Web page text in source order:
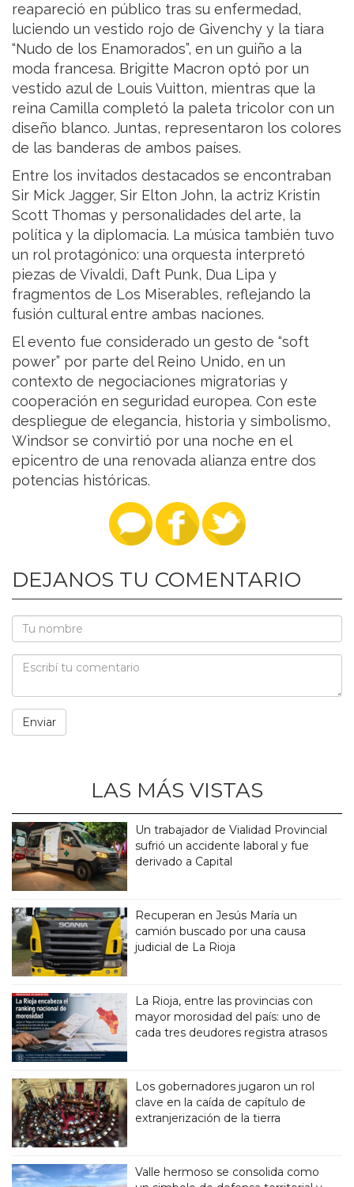
reapareció en público tras su enfermedad,
luciendo un vestido rojo de Givenchy y la tiara
“Nudo de los Enamorados”, en un guiño a la
moda francesa. Brigitte Macron optó por un
vestido azul de Louis Vuitton, mientras que la
reina Camilla completó la paleta tricolor con un
diseño blanco. Juntas, representaron los colores
de las banderas de ambos países.
Entre los invitados destacados se encontraban
Sir Mick Jagger, Sir Elton John, la actriz Kristin
Scott Thomas y personalidades del arte, la
política y la diplomacia. La música también tuvo
un rol protagónico: una orquesta interpretó
piezas de Vivaldi, Daft Punk, Dua Lipa y
fragmentos de Los Miserables, reflejando la
fusión cultural entre ambas naciones.
El evento fue considerado un gesto de “soft
power” por parte del Reino Unido, en un
contexto de negociaciones migratorias y
cooperación en seguridad europea. Con este
despliegue de elegancia, historia y simbolismo,
Windsor se convirtió por una noche en el
epicentro de una renovada alianza entre dos
potencias históricas.
DEJANOS TU COMENTARIO
LAS MÁS VISTAS
Un trabajador de Vialidad Provincial
sufrió un accidente laboral y fue
derivado a Capital
Recuperan en Jesús María un
camión buscado por una causa
judicial de La Rioja
La Rioja, entre las provincias con
mayor morosidad del país: uno de
cada tres deudores registra atrasos
Los gobernadores jugaron un rol
clave en la caída de capítulo de
extranjerización de la tierra
Valle hermoso se consolida como